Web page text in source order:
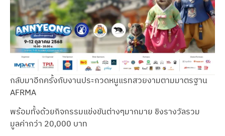
กลับมาอีกครั้งกับงานประกวดหนูแรทสวยงามตามมาตรฐาน
AFRMA
พร้อมทั้งด้วยกิจกรรมแข่งขันต่างๆมากมาย ชิงรางวัลรวม
มูลค่ากว่า 20,000 บาท